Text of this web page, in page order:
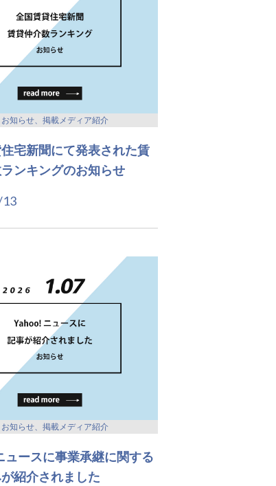
お知らせ、掲載メディア紹介
宅新聞にて発表された賃
ンキングのお知らせ
お知らせ、掲載メディア紹介
ュースに事業承継に関する
紹介されました